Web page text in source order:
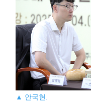
▲ 안국현.